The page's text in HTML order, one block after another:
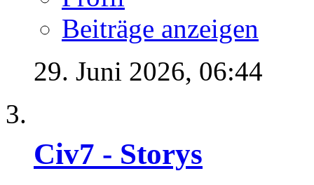
Beiträge anzeigen
29. Juni 2026, 06:44
Civ7 - Storys